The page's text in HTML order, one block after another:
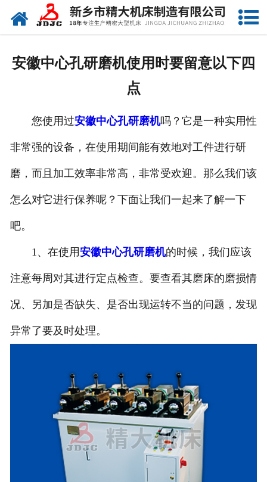
网站首页
视频中心
联系我们
安徽中心孔研磨机使用时要留意以下四
点
您使用过安徽中心孔研磨机吗？它是一种实用性
非常强的设备，在使用期间能有效地对工件进行研
磨，而且加工效率非常高，非常受欢迎。那么我们该
怎么对它进行保养呢？下面让我们一起来了解一下
吧。
1、在使用安徽中心孔研磨机的时候，我们应该
注意每周对其进行定点检查。要查看其磨床的磨损情
况、另加是否缺失、是否出现运转不当的问题，发现
异常了要及时处理。